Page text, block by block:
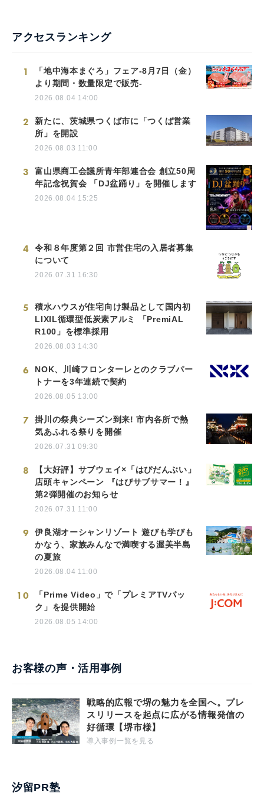
アクセスランキング
1
「地中海本まぐろ」フェア-8月7日（金）
より期間・数量限定で販売-
2026.08.04 14:00
2
新たに、茨城県つくば市に「つくば営業
所」を開設
2026.08.03 11:00
3
富山県商工会議所青年部連合会 創立50周
年記念祝賀会 「DJ盆踊り」を開催します
2026.08.04 15:25
4
令和８年度第２回 市営住宅の入居者募集
について
2026.07.31 16:30
5
積水ハウスが住宅向け製品として国内初
LIXIL循環型低炭素アルミ 「PremiAL
R100」を標準採用
2026.08.03 14:30
6
NOK、川崎フロンターレとのクラブパー
トナーを3年連続で契約
2026.08.05 13:00
7
掛川の祭典シーズン到来! 市内各所で熱
気あふれる祭りを開催
2026.07.31 09:30
8
【大好評】サブウェイ×「はぴだんぶい」
店頭キャンペーン 『はぴサブサマー！』
第2弾開催のお知らせ
2026.07.31 11:00
9
伊良湖オーシャンリゾート 遊びも学びも
かなう、家族みんなで満喫する渥美半島
の夏旅
2026.08.04 11:00
10
「Prime Video」で「プレミアTVパッ
ク」を提供開始
2026.08.05 14:00
お客様の声・活用事例
戦略的広報で堺の魅力を全国へ。プレ
スリリースを起点に広がる情報発信の
好循環【堺市様】
導入事例一覧を見る
汐留PR塾